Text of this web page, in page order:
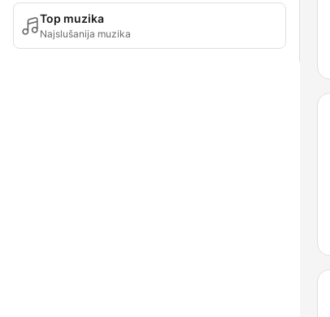
Top muzika
Najslušanija muzika